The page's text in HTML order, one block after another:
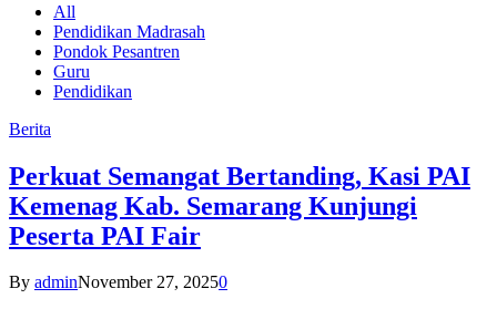
All
Pendidikan Madrasah
Pondok Pesantren
Guru
Pendidikan
Berita
Perkuat Semangat Bertanding, Kasi PAI
Kemenag Kab. Semarang Kunjungi
Peserta PAI Fair
By adminNovember 27, 20250